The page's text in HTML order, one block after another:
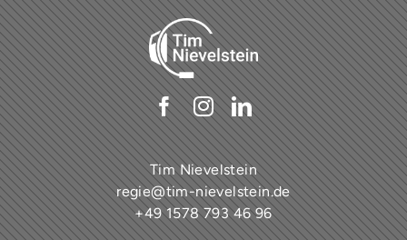
Tim Nievelstein
regie@tim-nievelstein.de
+49 1578 793 46 96